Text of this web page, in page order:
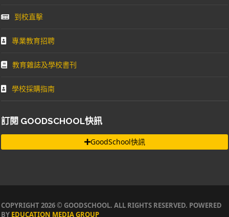
到校直擊
專業教育招聘
教育雜誌及學校書刊
學校採購指南
訂閱 GOODSCHOOL快訊
GoodSchool快訊
COPYRIGHT 2026 © GOODSCHOOL. ALL RIGHTS RESERVED. POWERED
BY EDUCATION MEDIA GROUP